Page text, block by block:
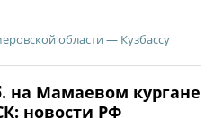
области — Кузбассу
на Мамаевом кургане
новости РФ